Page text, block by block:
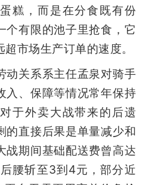
糕，而是在分食既有份
个有限的池子里抢食，它
市场生产订单的速度。
动关系系主任孟泉对骑手
入、保障等情况常年保持
于外卖大战带来的后遗
的直接后果是单量减少和
战期间基础配送费曾高达
腰斩至3到4元，部分近